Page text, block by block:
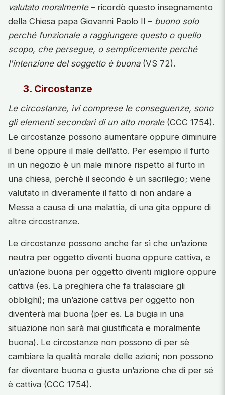
valutato moralmente– ricordò questo insegnamento
della Chiesa papa Giovanni Paolo II – buono solo
perché funzionale a raggiungere questo o quello
scopo, che persegue, o semplicemente perché
l'intenzione del soggetto è buona(VS 72).
3. Circostanze
Le circostanze, ivi comprese le conseguenze, sono
gli elementi secondari di un atto morale(CCC 1754).
Le circostanze possono aumentare oppure diminuire
il bene oppure il male dell’atto. Per esempio il furto
in un negozio è un male minore rispetto al furto in
una chiesa, perchè il secondo è un sacrilegio; viene
valutato in diveramente il fatto di non andare a
Messa a causa di una malattia, di una gita oppure di
altre circostranze.
Le circostanze possono anche far sì che un’azione
neutra per oggetto diventi buona oppure cattiva, e
un’azione buona per oggetto diventi migliore oppure
cattiva (es. La preghiera che fa tralasciare gli
obblighi); ma un’azione cattiva per oggetto non
diventerà mai buona (per es. La bugia in una
situazione non sarà mai giustificata e moralmente
buona). Le circostanze non possono di per sè
cambiare la qualità morale delle azioni; non possono
far diventare buona o giusta un’azione che di per sé
è cattiva (CCC 1754).